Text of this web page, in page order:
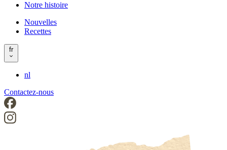
Notre histoire
Header
right
Nouvelles
Recettes
fr
nl
Contactez-nous